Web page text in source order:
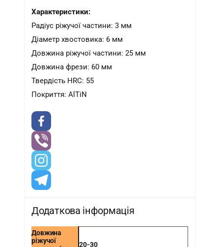
Характеристики:
Радіус ріжучої частини: 3 мм
Діаметр хвостовика: 6 мм
Довжина ріжучої частини: 25 мм
Довжина фрези: 60 мм
Твердість HRC: 55
Покриття: AlTiN
Додаткова інформація
Довжина
ріжучої
20-30